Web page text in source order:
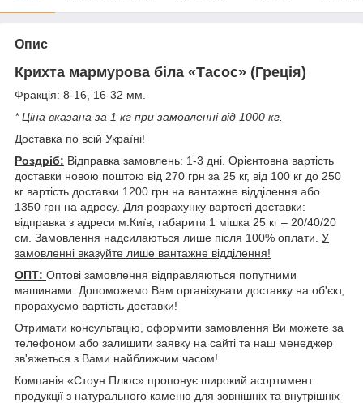
Опис
Крихта мармурова біла «Тасос» (Греція)
Фракція: 8-16, 16-32 мм.
* Ціна вказана за 1 кг при замовленні від 1000 кг.
Доставка по всій Україні!
Роздріб: Відправка замовлень: 1-3 дні. Орієнтовна вартість
доставки новою поштою від 270 грн за 25 кг, від 100 кг до 250
кг вартість доставки 1200 грн на вантажне відділення або
1350 грн на адресу. Для розрахунку вартості доставки:
відправка з адреси м.Київ, габарити 1 мішка 25 кг – 20/40/20
см. Замовлення надсилаються лише після 100% оплати. У
замовленні вказуйте лише вантажне відділення!
ОПТ: Оптові замовлення відправляються попутними
машинами. Допоможемо Вам організувати доставку на об'єкт,
прорахуємо вартість доставки!
Отримати консультацію, оформити замовлення Ви можете за
телефоном або залишити заявку на сайті та наш менеджер
зв'яжеться з Вами найближчим часом!
Компанія «Стоун Плюс» пропонує широкий асортимент
продукції з натурального каменю для зовнішніх та внутрішніх